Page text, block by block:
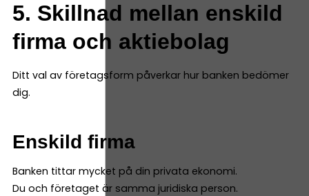
5. Skillnad mellan enskild
firma och aktiebolag
Ditt val av företagsform påverkar hur banken bedömer
dig.
Enskild firma
Banken tittar mycket på din privata ekonomi.
Du och företaget är samma juridiska person.